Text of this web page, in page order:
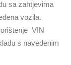
sa zahtjevima
vozila.
VIN
s navedenim